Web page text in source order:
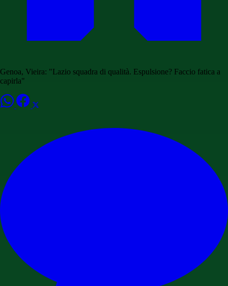
Genoa, Vieira: "Lazio squadra di qualità. Espulsione? Faccio fatica a
capirla"